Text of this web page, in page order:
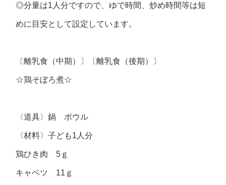
◎分量は1人分ですので、ゆで時間、炒め時間等は短
めに目安として設定しています。
〔離乳食（中期）〕〔離乳食（後期）〕
☆鶏そぼろ煮☆
〈道具〉鍋 ボウル
〈材料〉子ども1人分
鶏ひき肉 5ｇ
キャベツ 11ｇ